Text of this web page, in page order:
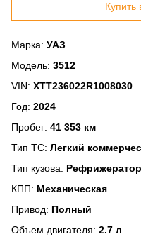
Купить
Марка: УАЗ
Модель: 3512
VIN: XTT236022R1008030
Год: 2024
Пробег: 41 353 км
Тип ТС: Легкий
Тип кузова: Рефрижератор
КПП: Механическая
Привод: Полный
Объем двигателя: 2.7 л